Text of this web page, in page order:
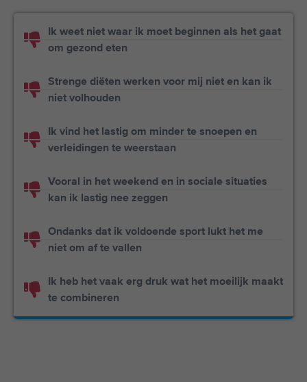
Ik weet niet waar ik moet beginnen als het gaat
om gezond eten
Strenge diëten werken voor mij niet en kan ik
niet volhouden
Ik vind het lastig om minder te snoepen en
verleidingen te weerstaan
Vooral in het weekend en in sociale situaties
kan ik lastig nee zeggen
Ondanks dat ik voldoende sport lukt het me
niet om af te vallen
Ik heb het vaak erg druk wat het moeilijk maakt
te combineren